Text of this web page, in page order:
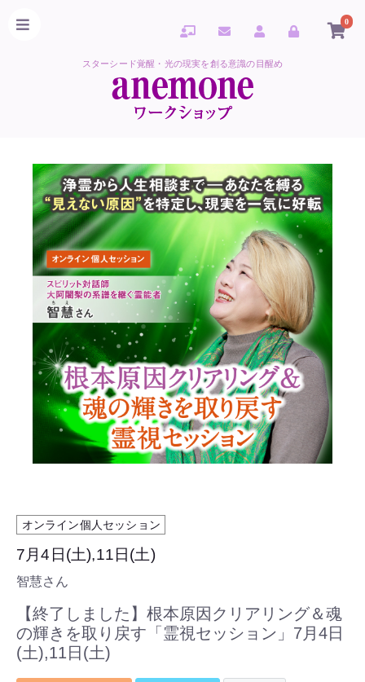
0
スターシード覚醒・光の現実を創る意識の目醒め
オンライン個人セッション
7月4日(土),11日(土)
智慧さん
【終了しました】根本原因クリアリング＆魂
の輝きを取り戻す「霊視セッション」7月4日
(土),11日(土)